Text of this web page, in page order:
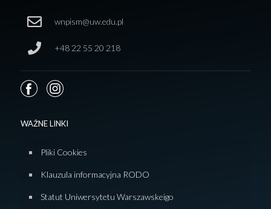
wnpism@uw.edu.pl
+48 22 55 20 218
WAŻNE LINKI
Pliki Cookies
Klauzula informacyjna RODO
Statut Uniwersytetu Warszawskeigo